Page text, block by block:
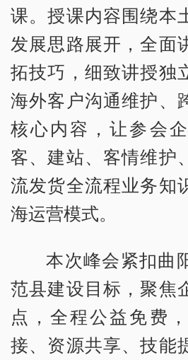
课。授课内容围绕本
发展思路展开，全面
拓技巧，细致讲授独
海外客户沟通维护、
核心内容，让参会
客、建站、客情维护
流发货全流程业务知
海运营模式。
本次峰会紧扣曲
范县建设目标，聚焦
点，全程公益免费
接、资源共享、技能